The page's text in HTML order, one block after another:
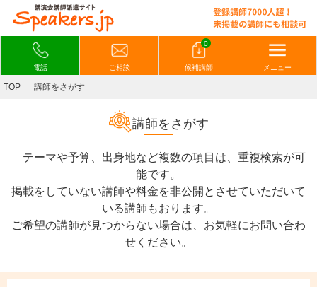
電話 ご相談
0
候補講師 メニュー
TOP 講師をさがす
講師をさがす
テーマや予算、出身地など複数の項目は、重複検索が可
能です。
掲載をしていない講師や料金を非公開とさせていただいて
いる講師もおります。
ご希望の講師が見つからない場合は、お気軽にお問い合わ
せください。